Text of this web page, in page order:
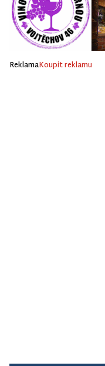
ReklamaKoupit reklamu